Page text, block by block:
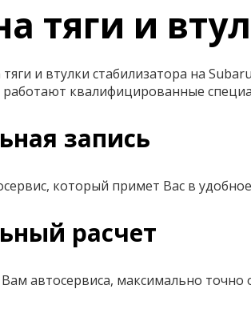
тяги и
и втулки стабилизатора на
квалифицированные
запись
который примет Вас в
расчет
автосервиса, максимально точно